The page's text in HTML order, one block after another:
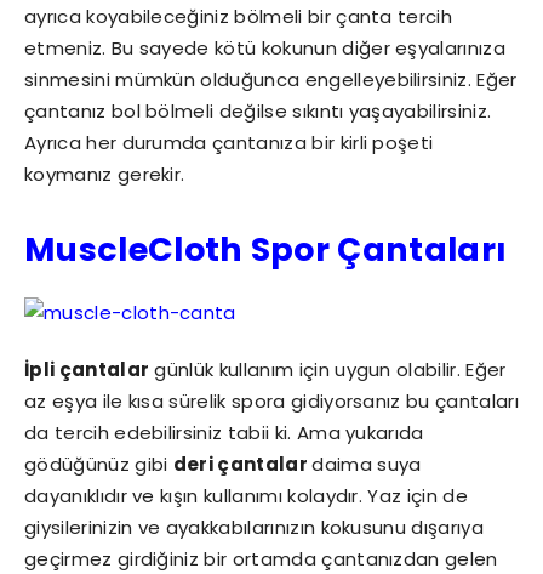
ayrıca koyabileceğiniz bölmeli bir çanta tercih
etmeniz. Bu sayede kötü kokunun diğer eşyalarınıza
sinmesini mümkün olduğunca engelleyebilirsiniz. Eğer
çantanız bol bölmeli değilse sıkıntı yaşayabilirsiniz.
Ayrıca her durumda çantanıza bir kirli poşeti
koymanız gerekir.
MuscleCloth Spor Çantaları
İpli çantalar günlük kullanım için uygun olabilir. Eğer
az eşya ile kısa sürelik spora gidiyorsanız bu çantaları
da tercih edebilirsiniz tabii ki. Ama yukarıda
gödüğünüz gibi deri çantalardaima suya
dayanıklıdır ve kışın kullanımı kolaydır. Yaz için de
giysilerinizin ve ayakkabılarınızın kokusunu dışarıya
geçirmez girdiğiniz bir ortamda çantanızdan gelen